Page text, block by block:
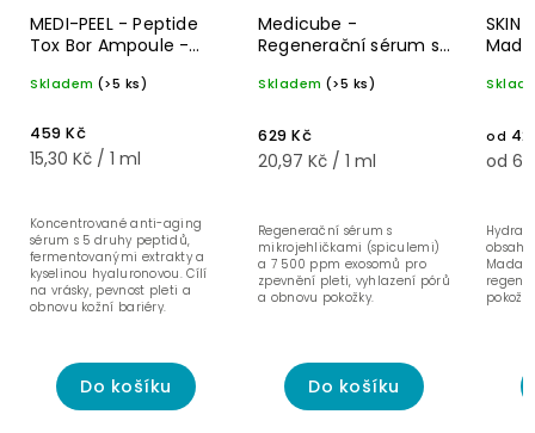
MEDI-PEEL - Peptide
Tox Bor Ampoule -
peptidové sérum proti
Skladem (>5 ks)
459 Kč
15,30 Kč / 1 ml
Do košíku
Koncentrované anti-aging
sérum s 5 druhy peptidů,
fermentovanými extrakty a
kyselinou hyaluronovou. Cílí
na vrásky, pevnost pleti a
obnovu kožní bariéry.
Medicube -
Regenerační sérum s
Day Exosome Shot
30 ml
Skladem (>5 ks)
629 Kč
20,97 Kč / 1 ml
Do košíku
Regenerační sérum s
mikrojehličkami (spiculemi)
a 7 500 ppm exosomů pro
zpevnění pleti, vyhlazení pórů
a obnovu pokožky.
SKIN
a
od
od